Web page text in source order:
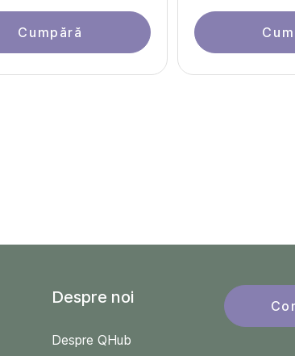
Cumpără
Despre noi
Despre QHub